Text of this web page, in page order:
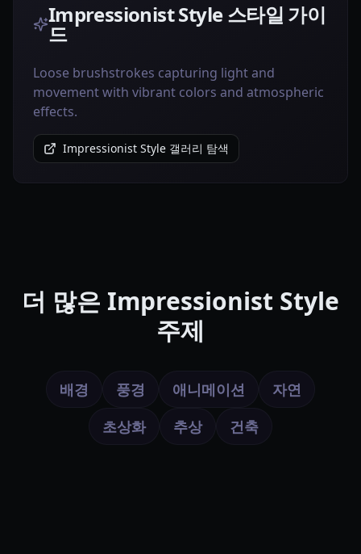
Impressionist Style 스타일 가이
드
Loose brushstrokes capturing light and
movement with vibrant colors and atmospheric
effects.
Impressionist Style 갤러리 탐색
더 많은 Impressionist Style
주제
배경 풍경 애니메이션
자연
초상화
추상 건축